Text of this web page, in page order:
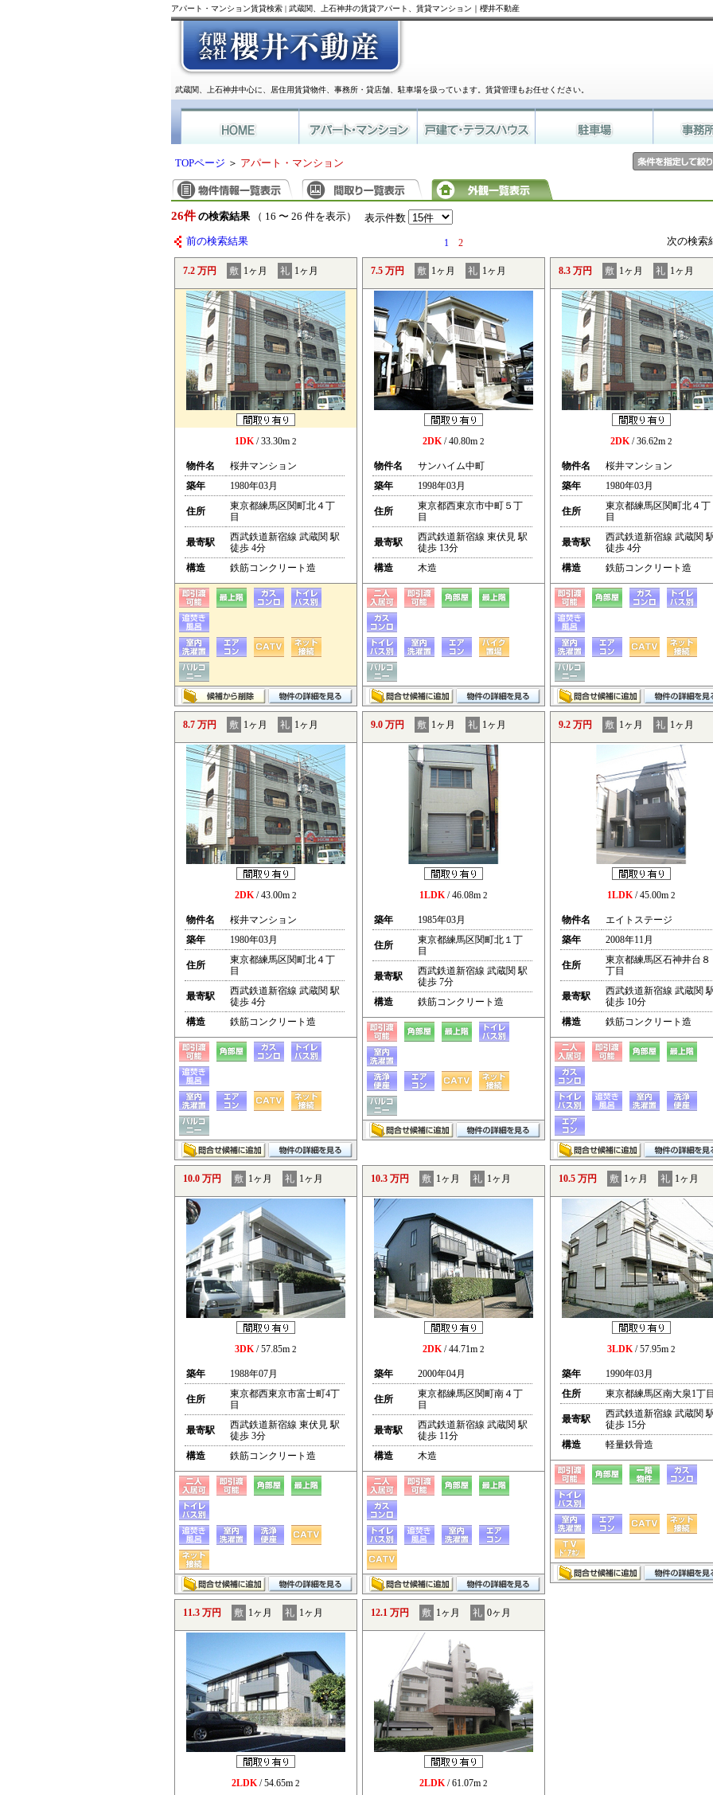
アパート・マンション賃貸検索 | 武蔵関、上石神井の賃貸アパート、賃貸マンション｜櫻井不動産
武蔵関、上石神井中心に、居住用賃貸物件、事務所・貸店舗、駐車場を扱っています。賃貸管理もお任せください。
TOPページ ＞ アパート・マンション
26件 の検索結果（ 16 〜 26 件を表示） 表示件数
前の検索結果 1 2 次の検
7.2 万円 敷 1ヶ月 礼 1ヶ月
1DK/ 33.30m 2
物件名
桜井マンション
築年
1980年03月
住所
東京都練馬区関町北４丁
目
最寄駅
西武鉄道新宿線 武蔵関 駅
徒歩 4分
構造
鉄筋コンクリート造
7.5 万円 敷 1ヶ月 礼 1ヶ月
2DK/ 40.80m 2
物件名
サンハイム中町
築年
1998年03月
住所
東京都西東京市中町５丁
目
最寄駅
西武鉄道新宿線 東伏見 駅
徒歩 13分
構造
木造
8.3 万円 敷 1ヶ月 礼 1ヶ月
2DK/ 36.62m 2
物件名
桜井マンション
築年
1980年03月
住所
東京都練馬区関町北４丁
目
最寄駅
西武鉄道新宿線 武蔵関
徒歩 4分
構造
鉄筋コンクリート造
8.7 万円 敷 1ヶ月 礼 1ヶ月
2DK/ 43.00m 2
物件名
桜井マンション
築年
1980年03月
住所
東京都練馬区関町北４丁
目
最寄駅
西武鉄道新宿線 武蔵関 駅
徒歩 4分
構造
鉄筋コンクリート造
9.0 万円 敷 1ヶ月 礼 1ヶ月
1LDK/ 46.08m 2
築年 1985年03月
住所
東京都練馬区関町北１丁
目
最寄駅
西武鉄道新宿線 武蔵関 駅
徒歩 7分
構造
鉄筋コンクリート造
9.2 万円 敷 1ヶ月 礼 1ヶ月
1LDK/ 45.00m 2
物件名
エイトステージ
築年
2008年11月
住所
東京都練馬区石神井台８
丁目
最寄駅
西武鉄道新宿線 武蔵関
徒歩 10分
構造
鉄筋コンクリート造
10.0 万円 敷 1ヶ月 礼 1ヶ月
3DK/ 57.85m 2
築年 1988年07月
住所
東京都西東京市富士町4丁
目
最寄駅
西武鉄道新宿線 東伏見 駅
徒歩 3分
構造
鉄筋コンクリート造
10.3 万円 敷 1ヶ月 礼 1ヶ月
2DK/ 44.71m 2
築年 2000年04月
住所
東京都練馬区関町南４丁
目
最寄駅
西武鉄道新宿線 武蔵関 駅
徒歩 11分
構造
木造
10.5 万円 敷 1ヶ月 礼 1ヶ月
3LDK/ 57.95m 2
築年
1990年03月
住所
東京都練馬区南大泉1丁
最寄駅
西武鉄道新宿線 武蔵関
徒歩 15分
構造
軽量鉄骨造
11.3 万円 敷 1ヶ月 礼 1ヶ月
2LDK/ 54.65m 2
12.1 万円 敷 1ヶ月 礼 0ヶ月
2LDK/ 61.07m 2